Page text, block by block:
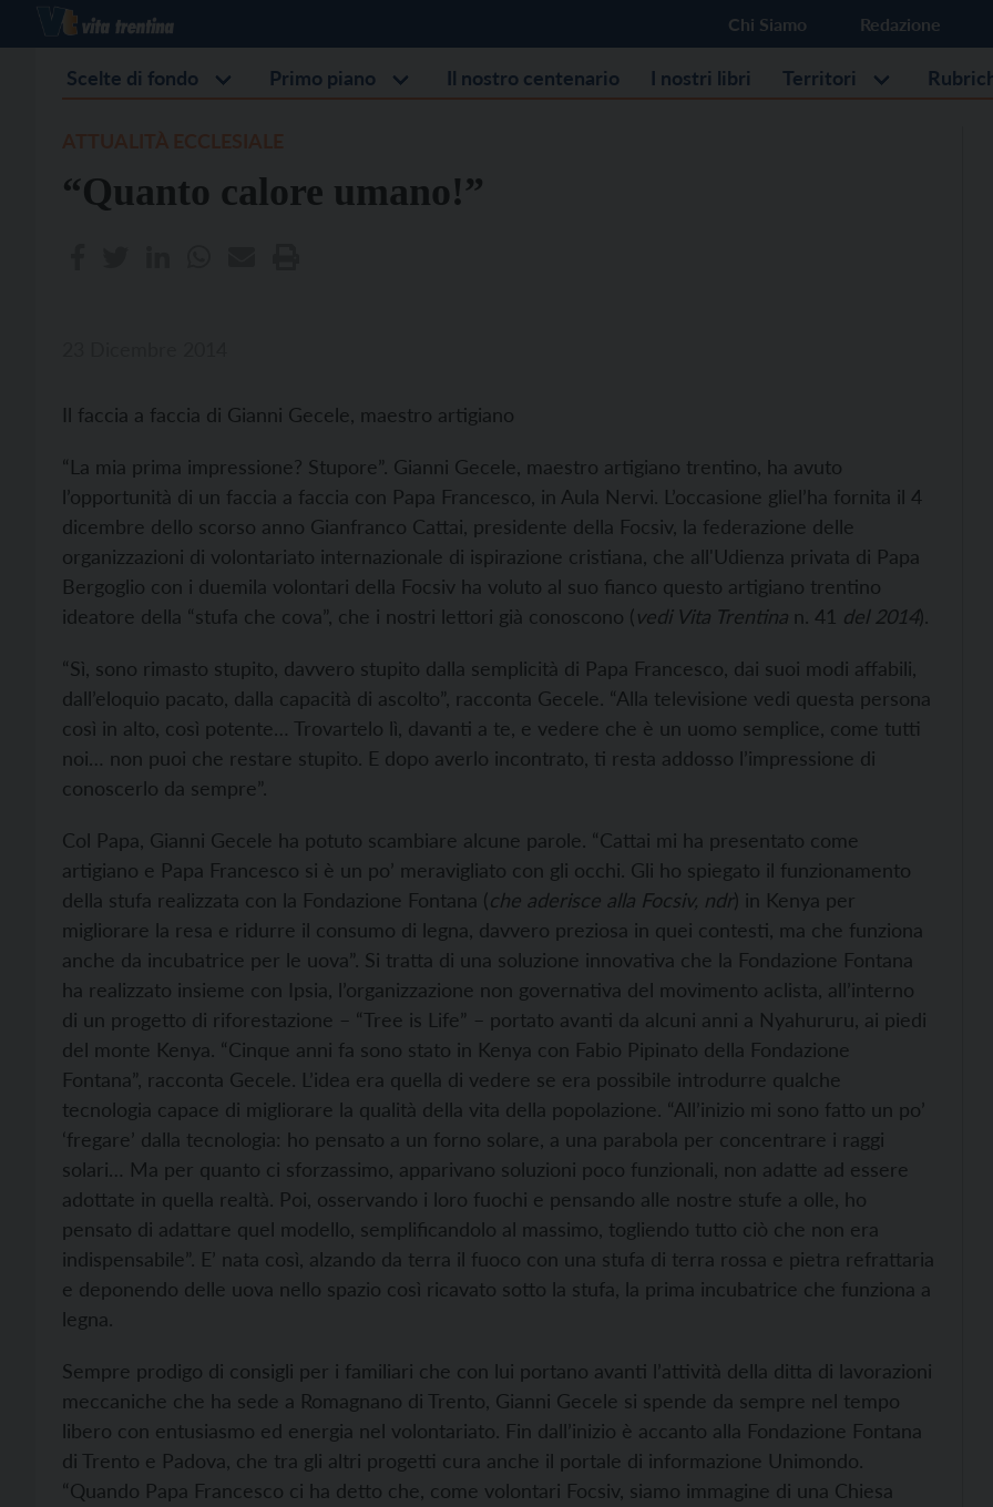
Chi Siamo Redazione
Scelte di fondo Primo piano Il nostro centenario I nostri libri Territori
“Quanto calore umano!”
Il faccia a faccia di Gianni Gecele, maestro artigiano
“La mia prima impressione? Stupore”. Gianni Gecele, maestro artigiano trentino, ha avuto
l’opportunità di un faccia a faccia con Papa Francesco, in Aula Nervi. L’occasione gliel’ha fornita il 4
dicembre dello scorso anno Gianfranco Cattai, presidente della Focsiv, la federazione delle
organizzazioni di volontariato internazionale di ispirazione cristiana, che all'Udienza privata di Papa
Bergoglio con i duemila volontari della Focsiv ha voluto al suo fianco questo artigiano trentino
ideatore della “stufa che cova”, che i nostri lettori già conoscono (vedi Vita Trentina n. 41 del 2014).
“Sì, sono rimasto stupito, davvero stupito dalla semplicità di Papa Francesco, dai suoi modi affabili,
dall’eloquio pacato, dalla capacità di ascolto”, racconta Gecele. “Alla televisione vedi questa persona
così in alto, così potente… Trovartelo lì, davanti a te, e vedere che è un uomo semplice, come tutti
noi… non puoi che restare stupito. E dopo averlo incontrato, ti resta addosso l’impressione di
conoscerlo da sempre”.
Col Papa, Gianni Gecele ha potuto scambiare alcune parole. “Cattai mi ha presentato come
artigiano e Papa Francesco si è un po’ meravigliato con gli occhi. Gli ho spiegato il funzionamento
della stufa realizzata con la Fondazione Fontana (che aderisce alla Focsiv, ndr) in Kenya per
migliorare la resa e ridurre il consumo di legna, davvero preziosa in quei contesti, ma che funziona
anche da incubatrice per le uova”. Si tratta di una soluzione innovativa che la Fondazione Fontana
ha realizzato insieme con Ipsia, l’organizzazione non governativa del movimento aclista, all’interno
di un progetto di riforestazione – “Tree is Life” – portato avanti da alcuni anni a Nyahururu, ai piedi
del monte Kenya. “Cinque anni fa sono stato in Kenya con Fabio Pipinato della Fondazione
Fontana”, racconta Gecele. L’idea era quella di vedere se era possibile introdurre qualche
tecnologia capace di migliorare la qualità della vita della popolazione. “All’inizio mi sono fatto un po’
‘fregare’ dalla tecnologia: ho pensato a un forno solare, a una parabola per concentrare i raggi
solari… Ma per quanto ci sforzassimo, apparivano soluzioni poco funzionali, non adatte ad essere
adottate in quella realtà. Poi, osservando i loro fuochi e pensando alle nostre stufe a olle, ho
pensato di adattare quel modello, semplificandolo al massimo, togliendo tutto ciò che non era
indispensabile”. E’ nata così, alzando da terra il fuoco con una stufa di terra rossa e pietra refrattaria
e deponendo delle uova nello spazio così ricavato sotto la stufa, la prima incubatrice che funziona a
legna.
Sempre prodigo di consigli per i familiari che con lui portano avanti l’attività della ditta di lavorazioni
meccaniche che ha sede a Romagnano di Trento, Gianni Gecele si spende da sempre nel tempo
libero con entusiasmo ed energia nel volontariato. Fin dall’inizio è accanto alla Fondazione Fontana
di Trento e Padova, che tra gli altri progetti cura anche il portale di informazione Unimondo.
“Quando Papa Francesco ci ha detto che, come volontari Focsiv, siamo immagine di una Chiesa